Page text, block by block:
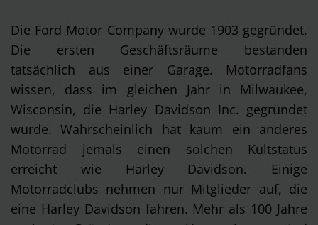
Die Ford Motor Company wurde 1903 gegründet.
Die ersten Geschäftsräume bestanden
tatsächlich aus einer Garage. Motorradfans
wissen, dass im gleichen Jahr in Milwaukee,
Wisconsin, die Harley Davidson Inc. gegründet
wurde. Wahrscheinlich hat kaum ein anderes
Motorrad jemals einen solchen Kultstatus
erreicht wie Harley Davidson. Einige
Motorradclubs nehmen nur Mitglieder auf, die
eine Harley Davidson fahren. Mehr als 100 Jahre